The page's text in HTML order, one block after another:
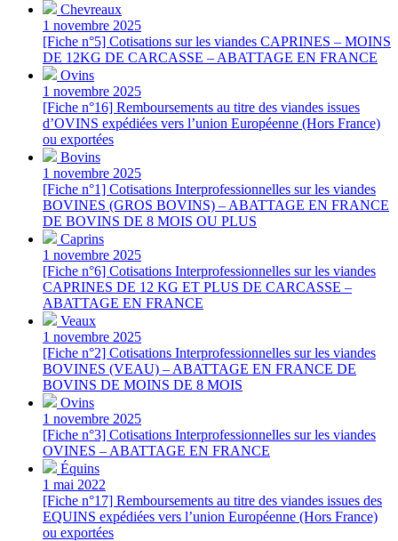
Chevreaux
1 novembre 2025
[Fiche n°5] Cotisations sur les viandes CAPRINES – MOINS
DE 12KG DE CARCASSE – ABATTAGE EN FRANCE
Ovins
1 novembre 2025
[Fiche n°16] Remboursements au titre des viandes issues
d’OVINS expédiées vers l’union Européenne (Hors France)
ou exportées
Bovins
1 novembre 2025
[Fiche n°1] Cotisations Interprofessionnelles sur les viandes
BOVINES (GROS BOVINS) – ABATTAGE EN FRANCE
DE BOVINS DE 8 MOIS OU PLUS
Caprins
1 novembre 2025
[Fiche n°6] Cotisations Interprofessionnelles sur les viandes
CAPRINES DE 12 KG ET PLUS DE CARCASSE –
ABATTAGE EN FRANCE
Veaux
1 novembre 2025
[Fiche n°2] Cotisations Interprofessionnelles sur les viandes
BOVINES (VEAU) – ABATTAGE EN FRANCE DE
BOVINS DE MOINS DE 8 MOIS
Ovins
1 novembre 2025
[Fiche n°3] Cotisations Interprofessionnelles sur les viandes
OVINES – ABATTAGE EN FRANCE
Équins
1 mai 2022
[Fiche n°17] Remboursements au titre des viandes issues des
EQUINS expédiées vers l’union Européenne (Hors France)
ou exportées